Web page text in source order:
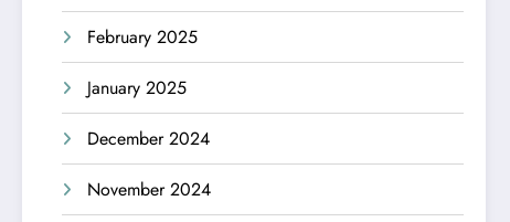
February 2025
January 2025
December 2024
November 2024